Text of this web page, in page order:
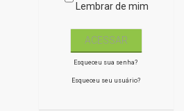
Lembrar de mim
Esqueceu sua senha?
Esqueceu seu usuário?